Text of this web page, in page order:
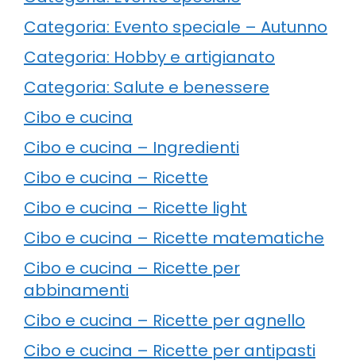
Categoria: Evento speciale – Autunno
Categoria: Hobby e artigianato
Categoria: Salute e benessere
Cibo e cucina
Cibo e cucina – Ingredienti
Cibo e cucina – Ricette
Cibo e cucina – Ricette light
Cibo e cucina – Ricette matematiche
Cibo e cucina – Ricette per
abbinamenti
Cibo e cucina – Ricette per agnello
Cibo e cucina – Ricette per antipasti